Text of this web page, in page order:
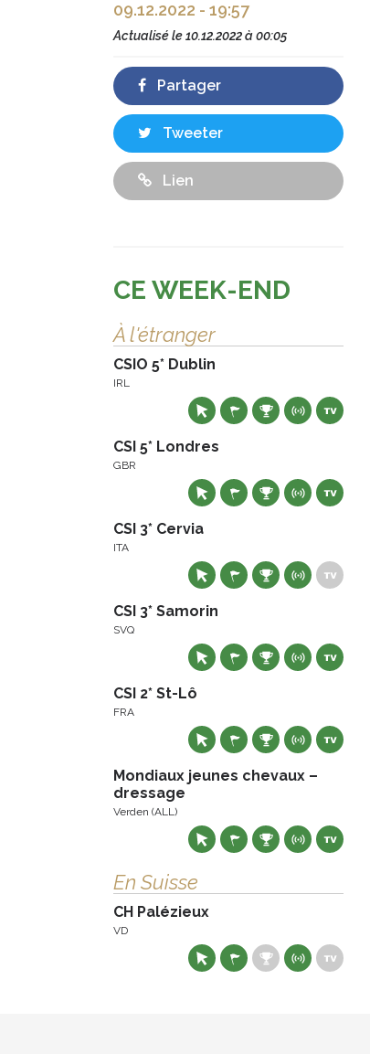
09.12.2022 - 19:57
Actualisé le10.12.2022 à 00:05
Partager
Tweeter
Lien
CE WEEK-END
À l'étranger
CSIO 5* Dublin
IRL
CSI 5* Londres
GBR
CSI 3* Cervia
ITA
CSI 3* Samorin
SVQ
CSI 2* St-Lô
FRA
Mondiaux jeunes chevaux –
dressage
Verden (ALL)
En Suisse
CH Palézieux
VD